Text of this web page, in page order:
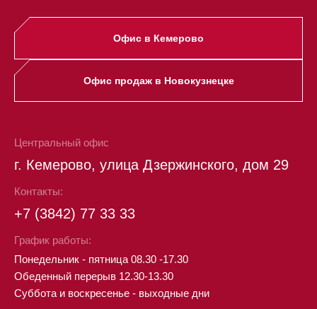
Офис в Кемерово
Офис продаж в Новокузнецке
Центральный офис
г. Кемерово, улица Дзержинского, дом 29
Контакты:
+7 (3842) 77 33 33
График работы:
Понедельник - пятница 08.30 -17.30
Обеденный перерыв 12.30-13.30
Суббота и воскресенье - выходные дни